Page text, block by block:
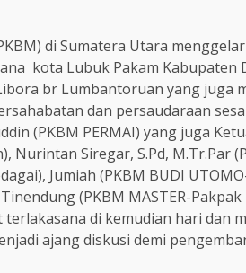
di Sumatera Utara
kota Lubuk Pakam Kabupaten
br Lumbantoruan yang juga
dan persaudaraan
(PKBM PERMAI) yang juga
Nurintan Siregar, S.Pd, M.Tr.Par
Jumiah (PKBM BUDI
(PKBM MASTER-
di kemudian hari dan
ajang diskusi demi